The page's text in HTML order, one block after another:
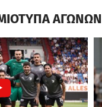
ΑΓΩΝΩΝ